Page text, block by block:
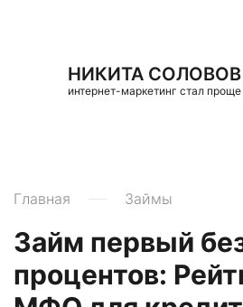
НИКИТА СОЛОВОВ
интернет-маркетинг стал проще
Главная Займы
Займ первый
процентов: